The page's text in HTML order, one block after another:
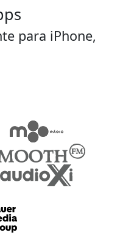
para iPhone,